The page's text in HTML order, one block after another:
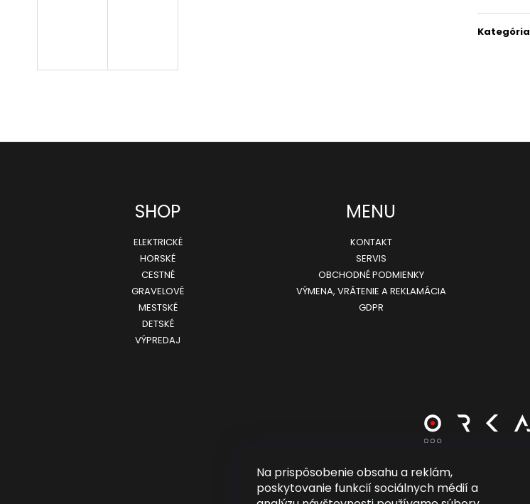
Na prispôsobenie obsahu a reklám,
poskytovanie funkcií sociálnych médií a
cena:
Kategória
SHOP
ELEKTRICKÉ
HORSKÉ
CESTNÉ
GRAVELOVÉ
MESTSKÉ
DETSKÉ
VÝPREDAJ
MENU
KONTAKT
SERVIS
OBCHODNÉ PODMIENKY
VÝMENA, VRÁTENIE A REKLAMÁCIA
GDPR
Vytvoril Shoptet